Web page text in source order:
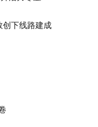
创下线路建成